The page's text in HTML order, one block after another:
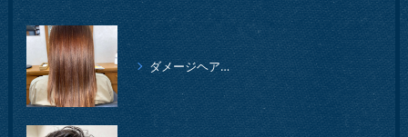
ダメージヘアでも、ツヤツヤの仕上がりになりました。